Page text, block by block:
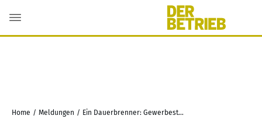
Home / Meldungen / Ein Dauerbrenner: Gewerbesteuerpflicht von Immobiliengesellschaften bei Einschaltung von Dienstleistern – Schafft der BFH nun Klarheit?